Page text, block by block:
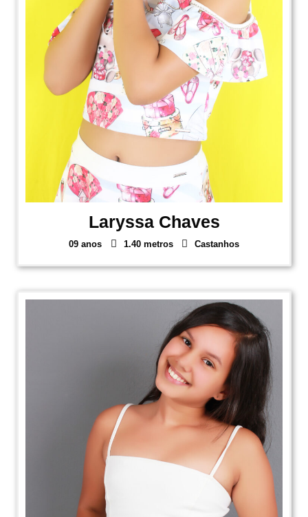
Laryssa Chaves
09 anos 1.40 metros Castanhos